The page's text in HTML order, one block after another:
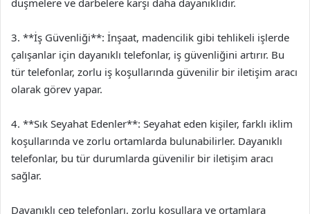
düşmelere ve darbelere karşı daha dayanıklıdır.
3. **İş Güvenliği**: İnşaat, madencilik gibi tehlikeli işlerde
çalışanlar için dayanıklı telefonlar, iş güvenliğini artırır. Bu
tür telefonlar, zorlu iş koşullarında güvenilir bir iletişim aracı
olarak görev yapar.
4. **Sık Seyahat Edenler**: Seyahat eden kişiler, farklı iklim
koşullarında ve zorlu ortamlarda bulunabilirler. Dayanıklı
telefonlar, bu tür durumlarda güvenilir bir iletişim aracı
sağlar.
Dayanıklı cep telefonları, zorlu koşullara ve ortamlara